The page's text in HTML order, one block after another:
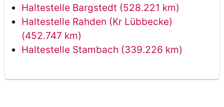
Haltestelle Bargstedt (528.221 km)
Haltestelle Rahden (Kr Lübbecke)
(452.747 km)
Haltestelle Stambach (339.226 km)